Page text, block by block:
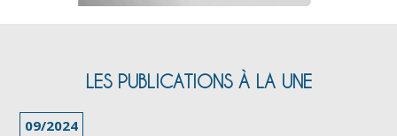
LES PUBLICATIONS À LA UNE
09/2024